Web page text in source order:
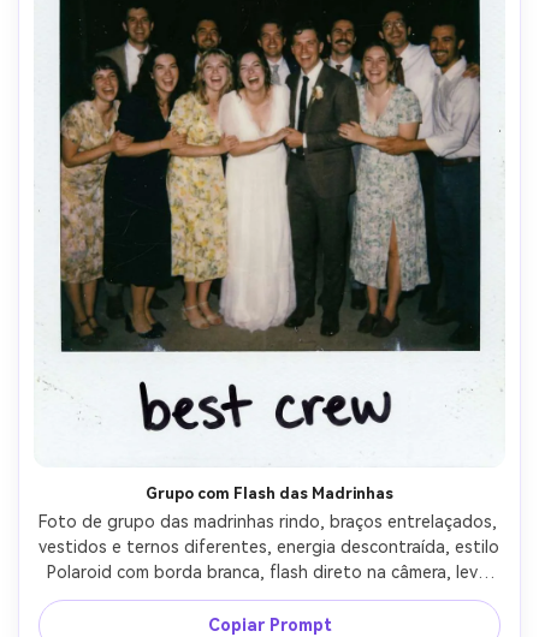
Grupo com Flash das Madrinhas
Foto de grupo das madrinhas rindo, braços entrelaçados,
vestidos e ternos diferentes, energia descontraída, estilo
Polaroid com borda branca, flash direto na câmera, leve
desfoque de movimento, grão visível e partículas de
poeira, captado com lente 24mm, composição
Copiar Prompt